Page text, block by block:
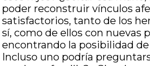
poder reconstruir vínculos
satisfactorios, tanto de los
sí, como de ellos con nuevas
encontrando la posibilidad
Incluso uno podría